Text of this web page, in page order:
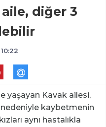
aile, diğer 3
yaşayan Kavak ailesi,
nedeniyle kaybetmenin
aynı hastalıkla